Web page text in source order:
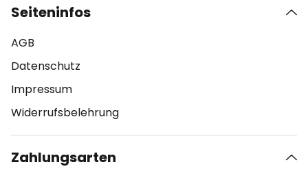
Seiteninfos
AGB
Datenschutz
Impressum
Widerrufsbelehrung
Zahlungsarten